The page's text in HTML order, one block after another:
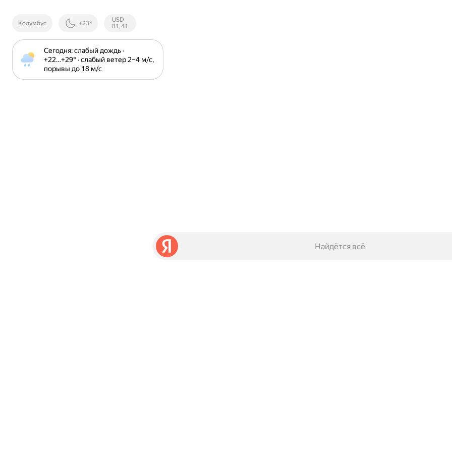
Колумбус +23°
Курсы ЦБ
РФ
USD
81,41
Сегодня: слабый дождь ·
+22⁠…⁠+29⁠° · слабый ветер 2⁠–⁠4 м⁠/⁠с,
порывы до 18 м⁠/⁠с